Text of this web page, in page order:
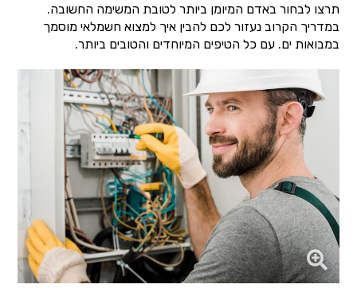
תרצו לבחור באדם המיומן ביותר לטובת המשימה החשובה.
במדריך הקרוב נעזור לכם להבין איך למצוא חשמלאי מוסמך
במבואות ים. עם כל הטיפים המיוחדים והטובים ביותר.